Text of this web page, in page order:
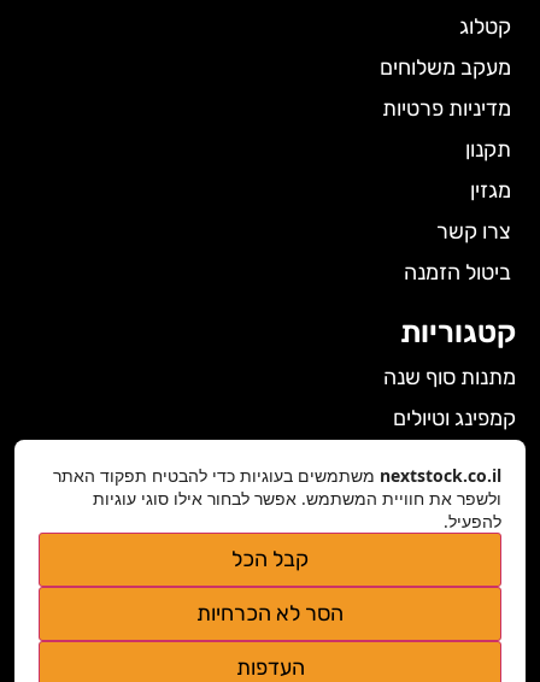
קטלוג
מעקב משלוחים
מדיניות פרטיות
תקנון
מגזין
צרו קשר
ביטול הזמנה
קטגוריות
מתנות סוף שנה
קמפינג וטיולים
גאדג'טים
nextstock.co.il@gmail.com
נגישות אתר
nextstock.co.il משתמשים בעוגיות כדי להבטיח תפקוד האתר
ולשפר את חוויית המשתמש. אפשר לבחור אילו סוגי עוגיות
להפעיל.
קבל הכל
הסר לא הכרחיות
העדפות